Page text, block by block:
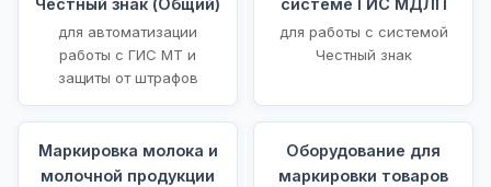
для автоматизации
работы с ГИС МТ и
защиты от штрафов
для работы с системой
Честный знак
Маркировка молока и
молочной продукции
Оборудование для
маркировки товаров